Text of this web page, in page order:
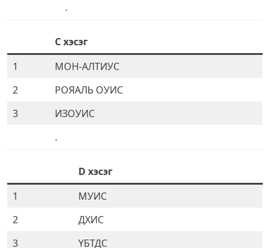
.
Cхэсэг
1
МОН-АЛТИУС
2
РОЯАЛЬ ОУИС
3
ИЗОУИС
.
D хэсэг
1
МУИС
2
ДХИС
3
ҮБТДС